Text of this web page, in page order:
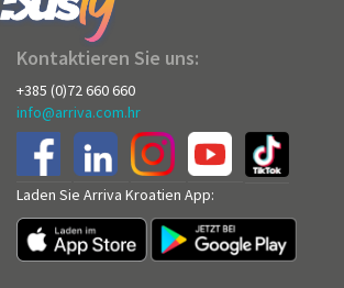
Kontaktieren Sie uns:
+385 (0)72 660 660
info@arriva.com.hr
Laden Sie Arriva Kroatien App: